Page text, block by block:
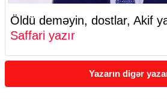
Öldü deməyin, dostlar, Akif
Saffari yazır
Yazarın digər